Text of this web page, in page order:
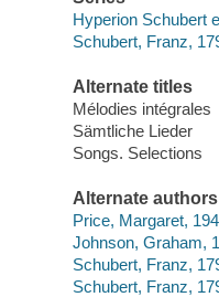
Hyperion Schubert
Schubert, Franz,
Alternate titles
Mélodies intégrales
Sämtliche Lieder
Songs. Selections
Alternate authors
Price, Margaret,
Johnson, Graham,
Schubert, Franz,
Schubert, Franz,